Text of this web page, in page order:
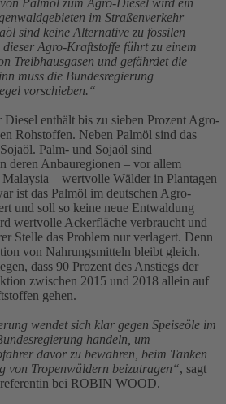
im Straßenverkehr
sind keine Alternative zu fossilen
Agro-Kraftstoffe führt zu einem
Treibhausgasen und gefährdet die
muss die Bundesregierung
vorschieben.“
enthält bis zu sieben Prozent Agro-
Rohstoffen. Neben Palmöl sind das
Palm- und Sojaöl sind
deren Anbauregionen – vor allem
– wertvolle Wälder in Plantagen
ist das Palmöl im deutschen Agro-
und soll so keine neue Entwaldung
wertvolle Ackerfläche verbraucht und
Stelle das Problem nur verlagert. Denn
von Nahrungsmitteln bleibt gleich.
dass 90 Prozent des Anstiegs der
zwischen 2015 und 2018 allein auf
gehen.
wendet sich klar gegen Speiseöle im
handeln, um
davor zu bewahren, beim Tanken
von Tropenwäldern beizutragen“, sagt
bei ROBIN WOOD.